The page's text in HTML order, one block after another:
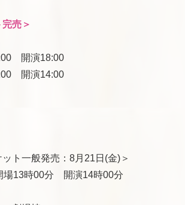
完売＞
開演18:00
開演14:00
ット一般発売：8月21日(金)＞
場13時00分 開演14時00分